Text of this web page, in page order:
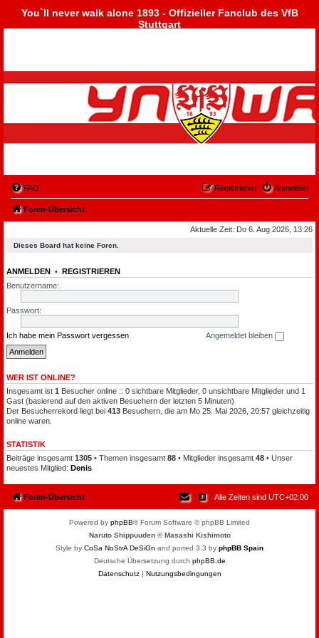
You`ll never walk alone 1893 - Offizieller Fanclub des VfB
Stuttgart
FAQ Anmelden
Registrieren
Foren-Übersicht
Aktuelle Zeit: Do 6. Aug 2026, 13:26
Dieses Board hat keine Foren.
ANMELDEN • REGISTRIEREN
Benutzername:
Passwort:
Ich habe mein Passwort vergessen Angemeldet bleiben
WER IST ONLINE?
Insgesamt ist 1 Besucher online :: 0 sichtbare Mitglieder, 0 unsichtbare Mitglieder und 1
Gast (basierend auf den aktiven Besuchern der letzten 5 Minuten)
Der Besucherrekord liegt bei 413 Besuchern, die am Mo 25. Mai 2026, 20:57 gleichzeitig
online waren.
STATISTIK
Beiträge insgesamt 1305 • Themen insgesamt 88 • Mitglieder insgesamt 48 • Unser
neuestes Mitglied: Denis
Foren-Übersicht Alle Zeiten sind UTC+02:00
Powered by phpBB® Forum Software © phpBB Limited
Naruto Shippuuden © Masashi Kishimoto
Style by CoSa NoStrA DeSiGn and ported 3.3 by phpBB Spain
Deutsche Übersetzung durch phpBB.de
Datenschutz| Nutzungsbedingungen